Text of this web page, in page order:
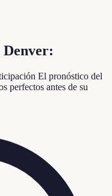
Denver:
El pronóstico del
perfectos antes de su